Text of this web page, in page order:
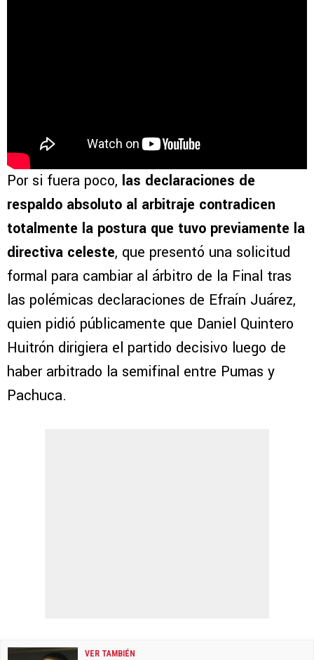
Por si fuera poco, las declaraciones de
respaldo absoluto al arbitraje contradicen
totalmente la postura que tuvo previamente la
directiva celeste, que presentó una solicitud
formal para cambiar al árbitro de la Final tras
las polémicas declaraciones de Efraín Juárez,
quien pidió públicamente que Daniel Quintero
Huitrón dirigiera el partido decisivo luego de
haber arbitrado la semifinal entre Pumas y
Pachuca.
VER TAMBIÉN